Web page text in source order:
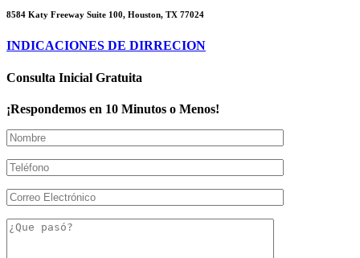
8584 Katy Freeway Suite 100, Houston, TX 77024
INDICACIONES DE DIRRECION
Consulta Inicial Gratuita
¡Respondemos en 10 Minutos o Menos!